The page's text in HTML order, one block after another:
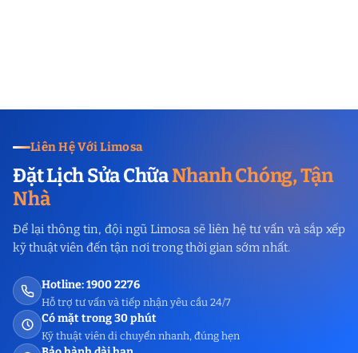
Liên Hệ Với Limosa
Đặt Lịch Sửa ChữaNhanh Chóng, Tận
Nhà
Để lại thông tin, đội ngũ Limosa sẽ liên hệ tư vấn và sắp xếp
kỹ thuật viên đến tận nơi trong thời gian sớm nhất.
Hotline: 1900 2276
Hỗ trợ tư vấn và tiếp nhận yêu cầu 24/7
Có mặt trong 30 phút
Kỹ thuật viên di chuyển nhanh, đúng hẹn